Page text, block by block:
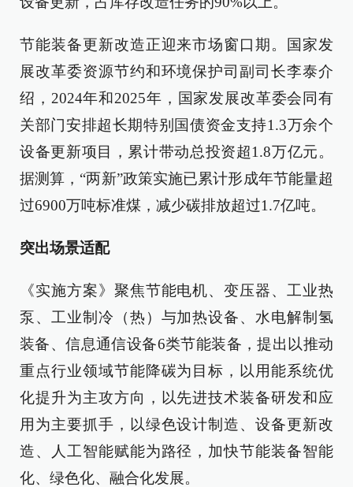
节能装备更新改造正迎来市场窗口期。国家发
展改革委资源节约和环境保护司副司长李泰介
绍，2024年和2025年，国家发展改革委会同有
关部门安排超长期特别国债资金支持1.3万余个
设备更新项目，累计带动总投资超1.8万亿元。
据测算，“两新”政策实施已累计形成年节能量超
过6900万吨标准煤，减少碳排放超过1.7亿吨。
突出场景适配
《实施方案》聚焦节能电机、变压器、工业热
泵、工业制冷（热）与加热设备、水电解制氢
装备、信息通信设备6类节能装备，提出以推动
重点行业领域节能降碳为目标，以用能系统优
化提升为主攻方向，以先进技术装备研发和应
用为主要抓手，以绿色设计制造、设备更新改
造、人工智能赋能为路径，加快节能装备智能
化、绿色化、融合化发展。